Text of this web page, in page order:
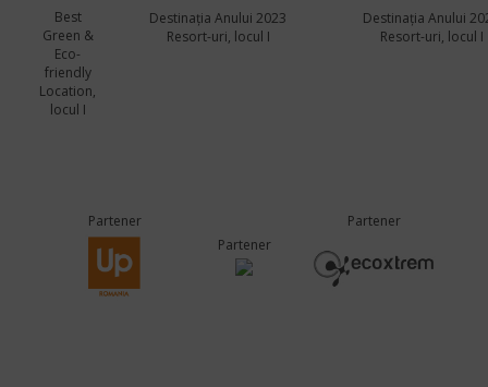
Best
Green &
Eco-
friendly
Location,
locul I
Destinația Anului 2023
Resort-uri, locul I
Destinația Anului
Resort-uri, locul I
Partener
Partener
Partener